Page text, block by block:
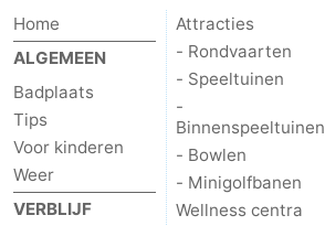
Home
ALGEMEEN
Badplaats
Tips
Voor kinderen
Weer
VERBLIJF
Attracties
- Rondvaarten
- Speeltuinen
-
Binnenspeeltuinen
- Bowlen
- Minigolfbanen
Wellness centra